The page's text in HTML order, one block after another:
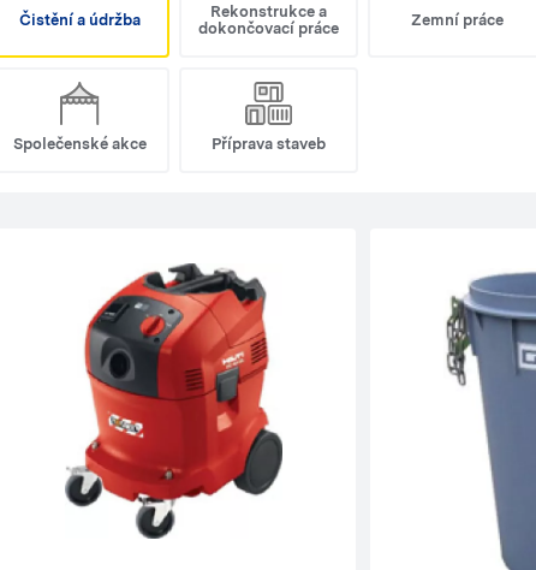
Čistění a údržba
Rekonstrukce a
dokončovací práce
Zemní práce
Společenské akce Příprava staveb